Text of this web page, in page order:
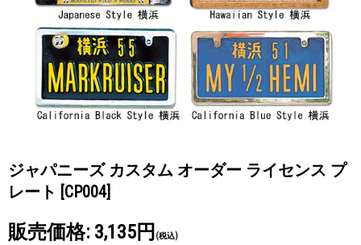
ジャパニーズ カスタム オーダー ライセンス プ
レート [CP004]
販売価格: 3,135円 (税込)